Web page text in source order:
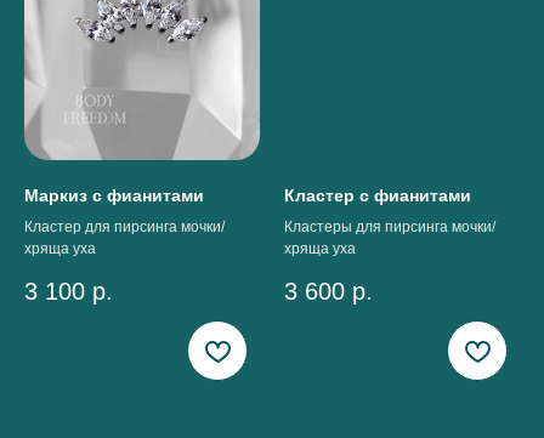
Маркиз с фианитами
Кластер для пирсинга мочки/
хряща уха
3 100 р.
Кластер с фианитами
Кластеры для пирсинга мочки/
хряща уха
3 600 р.